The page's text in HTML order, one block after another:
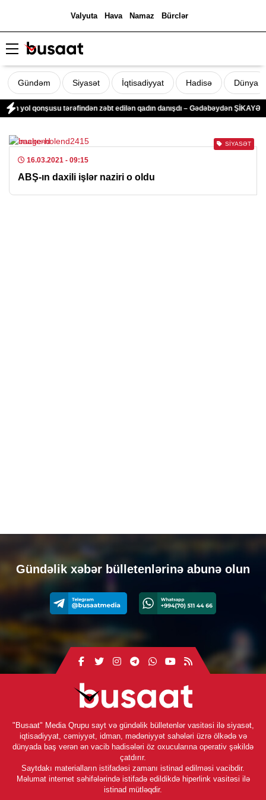
Valyuta Hava Namaz Bürclər
Gündəm Siyasət İqtisadiyyat Hadisə Dünya
yol qonşusu tərəfindən zəbt edilən qadın danışdı – Gədəbəydən ŞİKAYƏT
SIYASƏT
16.03.2021 - 09:15
ABŞ-ın daxili işlər naziri o oldu
Gündəlik xəbər bülletenlərinə abunə olun
"Busaat" Media Qrupu sayt və gündəlik bülletenlər vasitəsi ilə siyasət,
iqtisadiyyat, cəmiyyət, idman, mədəniyyət sahələri üzrə ölkədə və
dünyada baş verən ən vacib hadisələri öz oxucularına operativ şəkildə
çatdırır.
Saytdakı materialların istifadəsi zamanı istinad edilməsi vacibdir.
Məlumat internet səhifələrində istifadə edildikdə hiperlink vasitəsi ilə
istinad mütləqdir.